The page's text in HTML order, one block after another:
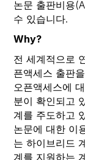
논문 출판비용
수 있습니다.
Why?
전 세계적으로
픈액세스 출판
오픈액세스에
분이 확인되고
계를 주도하고
논문에 대한 이
는 하이브리드
계를 지원하는